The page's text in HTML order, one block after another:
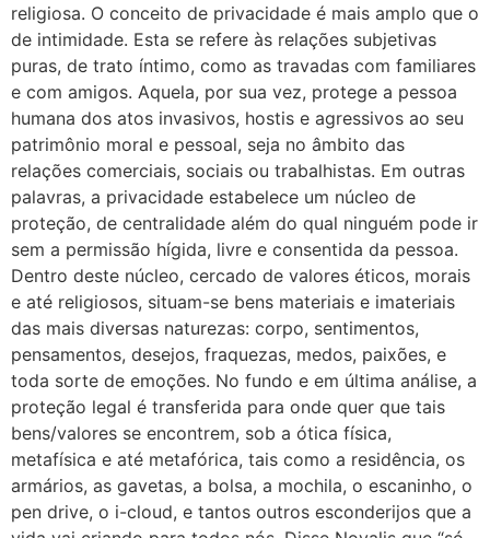
religiosa. O conceito de privacidade é mais amplo que o
de intimidade. Esta se refere às relações subjetivas
puras, de trato íntimo, como as travadas com familiares
e com amigos. Aquela, por sua vez, protege a pessoa
humana dos atos invasivos, hostis e agressivos ao seu
patrimônio moral e pessoal, seja no âmbito das
relações comerciais, sociais ou trabalhistas. Em outras
palavras, a privacidade estabelece um núcleo de
proteção, de centralidade além do qual ninguém pode ir
sem a permissão hígida, livre e consentida da pessoa.
Dentro deste núcleo, cercado de valores éticos, morais
e até religiosos, situam-se bens materiais e imateriais
das mais diversas naturezas: corpo, sentimentos,
pensamentos, desejos, fraquezas, medos, paixões, e
toda sorte de emoções. No fundo e em última análise, a
proteção legal é transferida para onde quer que tais
bens/valores se encontrem, sob a ótica física,
metafísica e até metafórica, tais como a residência, os
armários, as gavetas, a bolsa, a mochila, o escaninho, o
pen drive, o i-cloud, e tantos outros esconderijos que a